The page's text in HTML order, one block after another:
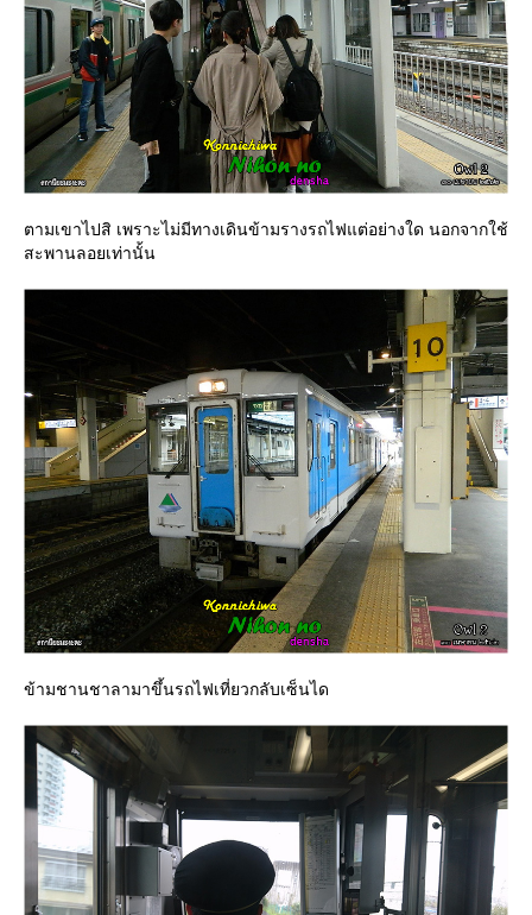
ตามเขาไปสิ เพราะไม่มีทางเดินข้ามรางรถไฟแต่อย่างใด นอกจากใช้
สะพานลอยเท่านั้น
ข้ามชานชาลามาขึ้นรถไฟเที่ยวกลับเซ็นได